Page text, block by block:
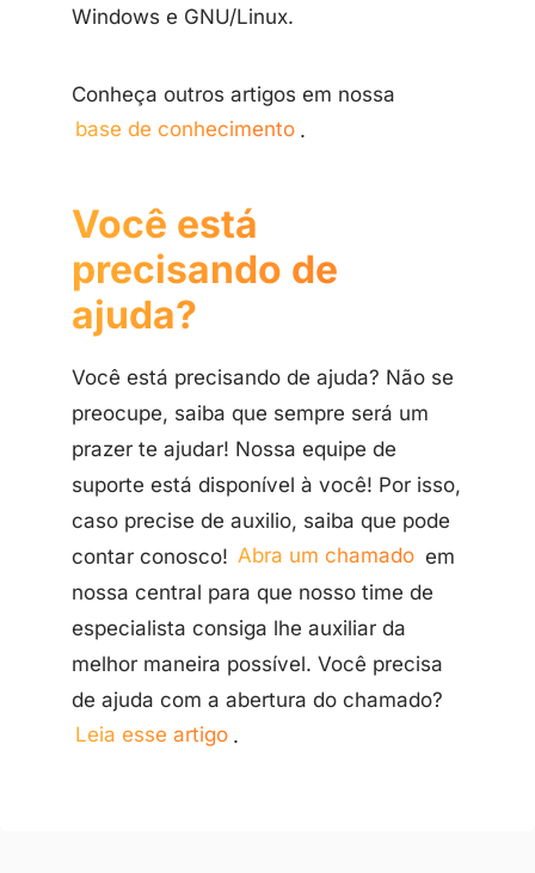
Windows e GNU/Linux.
Conheça outros artigos em nossa
base de conhecimento .
Você está
precisando de
ajuda?
Você está precisando de ajuda? Não se
preocupe, saiba que sempre será um
prazer te ajudar! Nossa equipe de
suporte está disponível à você! Por isso,
caso precise de auxilio, saiba que pode
contar conosco! Abra um chamado em
nossa central para que nosso time de
especialista consiga lhe auxiliar da
melhor maneira possível. Você precisa
de ajuda com a abertura do chamado?
Leia esse artigo .